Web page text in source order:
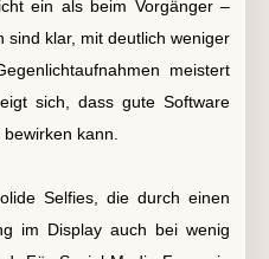
ein als beim Vorgänger –
sind klar, mit deutlich weniger
meistert
sich, dass gute Software
kann.
Selfies, die durch einen
im Display auch bei wenig